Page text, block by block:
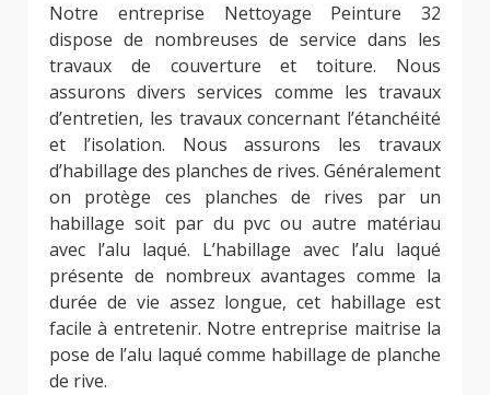
Notre entreprise Nettoyage Peinture 32
dispose de nombreuses de service dans les
travaux de couverture et toiture. Nous
assurons divers services comme les travaux
d’entretien, les travaux concernant l’étanchéité
et l’isolation. Nous assurons les travaux
d’habillage des planches de rives. Généralement
on protège ces planches de rives par un
habillage soit par du pvc ou autre matériau
avec l’alu laqué. L’habillage avec l’alu laqué
présente de nombreux avantages comme la
durée de vie assez longue, cet habillage est
facile à entretenir. Notre entreprise maitrise la
pose de l’alu laqué comme habillage de planche
de rive.